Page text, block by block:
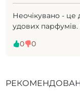
Неочікувано - це
удових парфумів.
0
0